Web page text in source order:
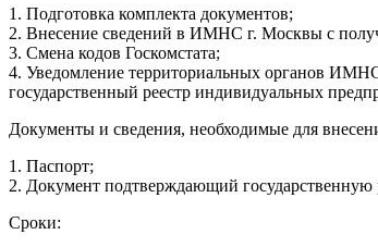
1. Подготовка комплекта документов;
2. Внесение сведений в ИМНС г. Москвы с
3. Смена кодов Госкомстата;
4. Уведомление территориальных органов
государственный реестр индивидуальных
Документы и сведения, необходимые для
1. Паспорт;
2. Документ подтверждающий
Сроки: